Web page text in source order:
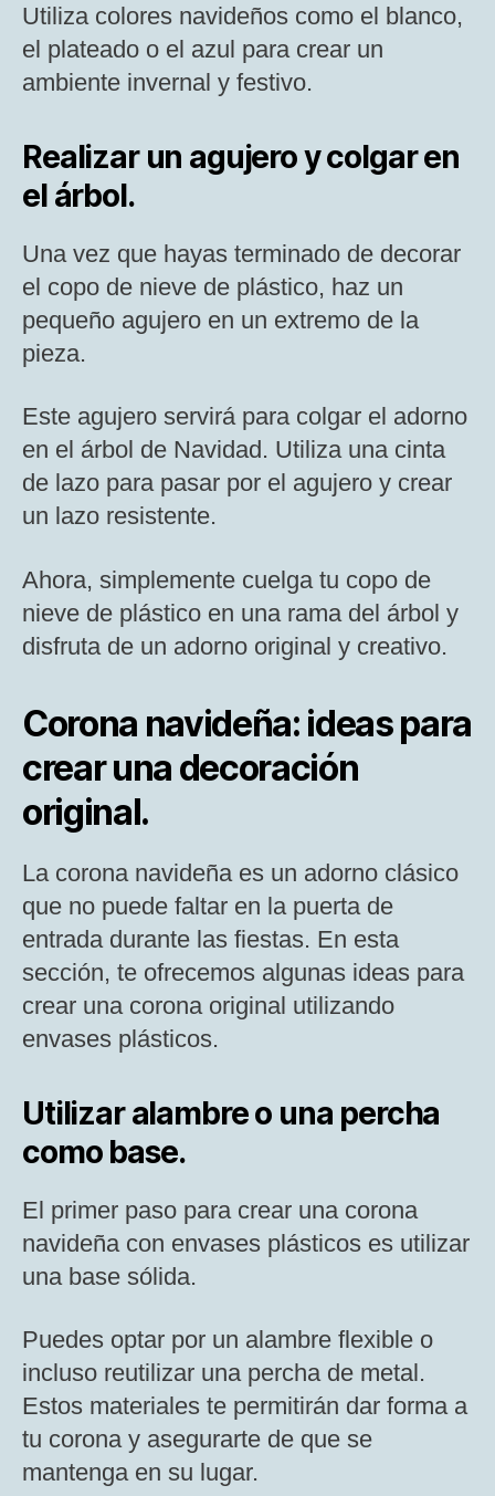
Utiliza colores navideños como el blanco,
el plateado o el azul para crear un
ambiente invernal y festivo.
Realizar un agujero y colgar en
el árbol.
Una vez que hayas terminado de decorar
el copo de nieve de plástico, haz un
pequeño agujero en un extremo de la
pieza.
Este agujero servirá para colgar el adorno
en el árbol de Navidad. Utiliza una cinta
de lazo para pasar por el agujero y crear
un lazo resistente.
Ahora, simplemente cuelga tu copo de
nieve de plástico en una rama del árbol y
disfruta de un adorno original y creativo.
Corona navideña: ideas para
crear una decoración
original.
La corona navideña es un adorno clásico
que no puede faltar en la puerta de
entrada durante las fiestas. En esta
sección, te ofrecemos algunas ideas para
crear una corona original utilizando
envases plásticos.
Utilizar alambre o una percha
como base.
El primer paso para crear una corona
navideña con envases plásticos es utilizar
una base sólida.
Puedes optar por un alambre flexible o
incluso reutilizar una percha de metal.
Estos materiales te permitirán dar forma a
tu corona y asegurarte de que se
mantenga en su lugar.